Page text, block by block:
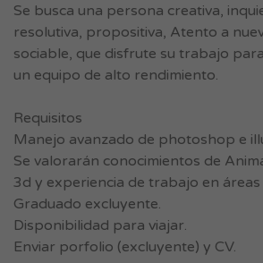
Se busca una persona creativa,
resolutiva, propositiva, Atento a
sociable, que disfrute su trabajo
un equipo de alto rendimiento.
Requisitos
Manejo avanzado de photoshop e
Se valorarán conocimientos de
3d y experiencia de trabajo en
Graduado excluyente.
Disponibilidad para viajar.
Enviar porfolio (excluyente) y CV.